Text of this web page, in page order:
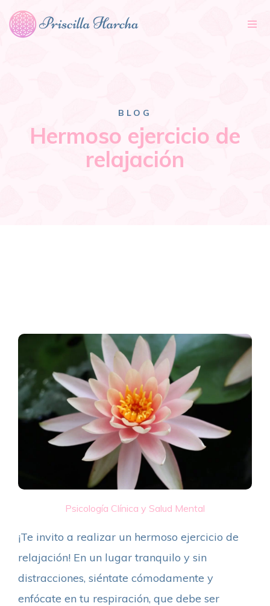
BLOG
Hermoso ejercicio de
relajación
Psicología Clínica y Salud Mental
¡Te invito a realizar un hermoso ejercicio de
relajación! En un lugar tranquilo y sin
distracciones, siéntate cómodamente y
enfócate en tu respiración, que debe ser